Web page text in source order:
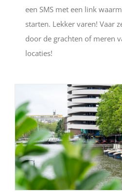
een SMS met een link
starten. Lekker varen! Vaar
door de grachten of meren
locaties!